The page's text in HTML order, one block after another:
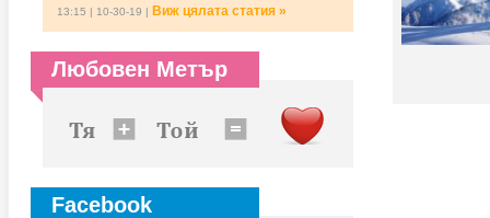
13:15 | 10-30-19 | Виж цялата статия »
Любовен Метър
Facebook